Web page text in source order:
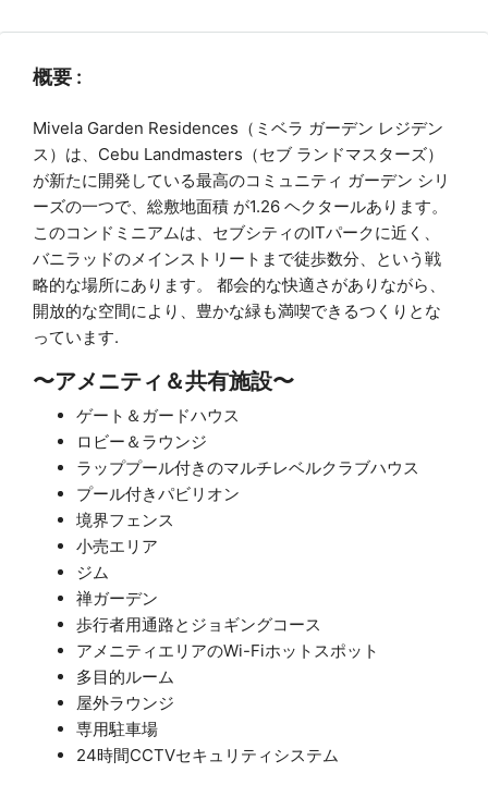
概要 :
Mivela Garden Residences（ミベラ ガーデン レジデン
ス）は、Cebu Landmasters（セブ ランドマスターズ）
が新たに開発している最高のコミュニティ ガーデン シリ
ーズの一つで、総敷地面積 が1.26 ヘクタールあります。
このコンドミニアムは、セブシティのITパークに近く、
バニラッドのメインストリートまで徒歩数分、という戦
略的な場所にあります。 都会的な快適さがありながら、
開放的な空間により、豊かな緑も満喫できるつくりとな
っています.
〜アメニティ＆共有施設〜
ゲート＆ガードハウス
ロビー＆ラウンジ
ラッププール付きのマルチレベルクラブハウス
プール付きパビリオン
境界フェンス
小売エリア
ジム
禅ガーデン
歩行者用通路とジョギングコース
アメニティエリアのWi-Fiホットスポット
多目的ルーム
屋外ラウンジ
専用駐車場
24時間CCTVセキュリティシステム